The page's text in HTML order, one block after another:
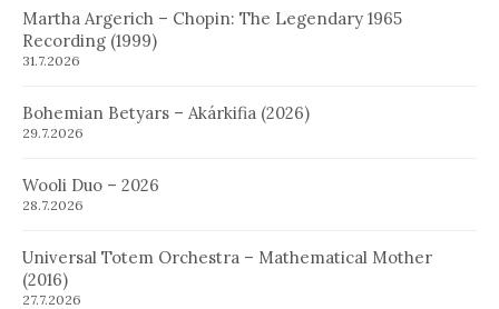
Martha Argerich – Chopin: The Legendary 1965
Recording (1999)
31.7.2026
Bohemian Betyars – Akárkifia (2026)
29.7.2026
Wooli Duo – 2026
28.7.2026
Universal Totem Orchestra – Mathematical Mother
(2016)
27.7.2026